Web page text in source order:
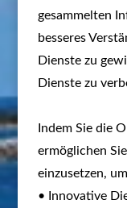
gesammelten
besseres
Dienste zu
Dienste zu
Indem Sie die
ermöglichen
einzusetzen, um
• Innovative